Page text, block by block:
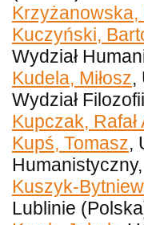
Kuczyński,
Wydział
Kudela, Miłosz,
Wydział
Kupczak, Rafał
Kupś, Tomasz,
Kuszyk-
Lublinie